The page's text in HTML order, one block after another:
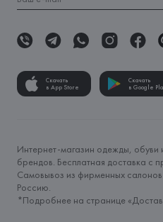
Скачать
в App Store
Скачать
в Google
Интернет-магазин одежды, обуви
брендов. Бесплатная доставка с
Самовывоз из фирменных салонов
Россию.
*Подробнее на странице «